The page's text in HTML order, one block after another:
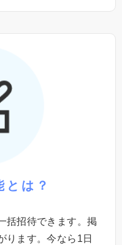
とは？
括招待できます。掲
ります。今なら1⽇